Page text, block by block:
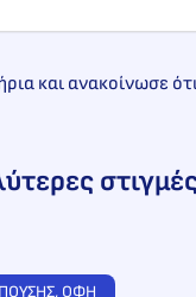
και ανακοίνωσε
, ΟΦΗ